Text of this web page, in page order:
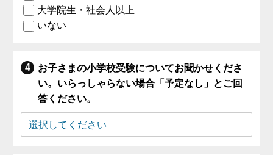
大学院生・社会人以上
いない
お子さまの小学校受験についてお聞かせくださ
い。いらっしゃらない場合「予定なし」とご回
答ください。